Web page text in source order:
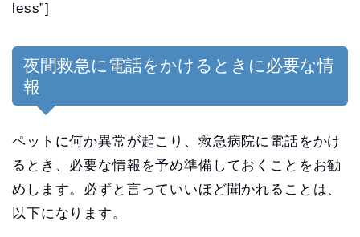
less”]
夜間救急に電話をかけるときに必要な情
報
ペットに何か異常が起こり、救急病院に電話をかけ
るとき、必要な情報を予め準備しておくことをお勧
めします。必ずと言っていいほど聞かれることは、
以下になります。